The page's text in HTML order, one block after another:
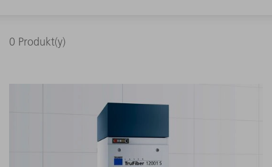
0 Produkt(y)